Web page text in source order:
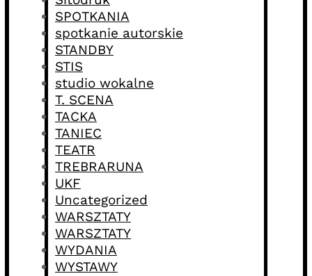
SPOTKANIA
spotkanie autorskie
STANDBY
STIS
studio wokalne
T. SCENA
TACKA
TANIEC
TEATR
TREBRARUNA
UKF
Uncategorized
WARSZTATY
WARSZTATY
WYDANIA
WYSTAWY